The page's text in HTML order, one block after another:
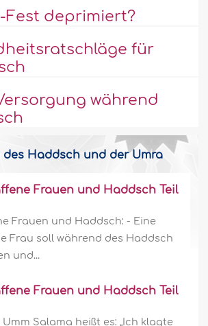
Fest deprimiert?
für
während
des Haddsch und der Umra
Frauen und Haddsch Teil
Frauen und Haddsch: - Eine
Frau soll während des Haddsch
und...
Frauen und Haddsch Teil
Salama heißt es: „Ich klagte